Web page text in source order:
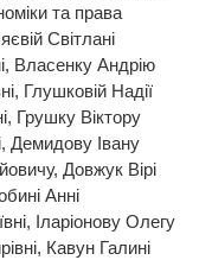
та права
Світлані
Власенку Андрію
Глушковій Надії
Грушку Віктору
Демидову Івану
Довжук Вірі
Анні
Іларіонову Олегу
Кавун Галині